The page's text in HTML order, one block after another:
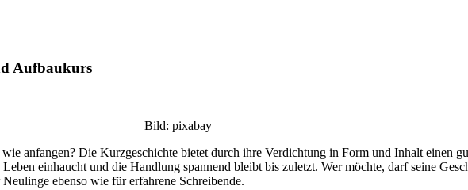
Aufbaukurs
Bild: pixabay
anfangen? Die Kurzgeschichte bietet durch ihre Verdichtung in Form und Inhalt einen
einhaucht und die Handlung spannend bleibt bis zuletzt. Wer möchte, darf seine
ebenso wie für erfahrene Schreibende.